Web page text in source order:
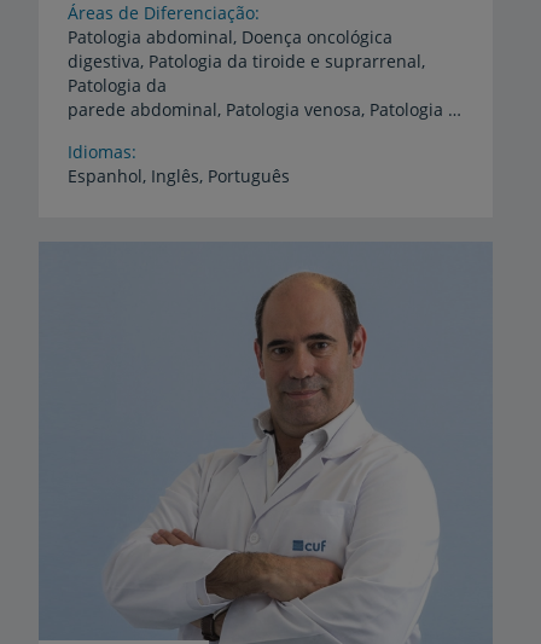
Áreas de Diferenciação
Patologia abdominal, Doença oncológica
digestiva, Patologia da tiroide e suprarrenal,
Patologia da
parede abdominal, Patologia venosa, Patologia anal e perianal
Idiomas
Espanhol, Inglês, Português